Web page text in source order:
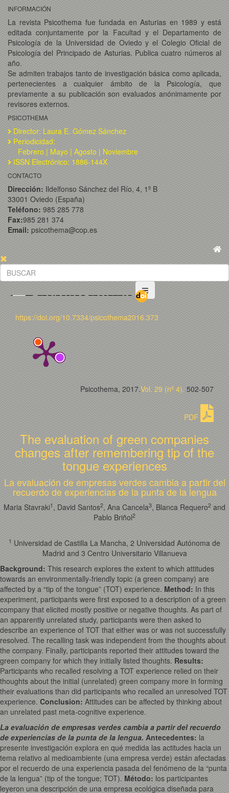
INFORMACIÓN
La revista Psicothema fue fundada en Asturias en 1989 y está
editada conjuntamente por la Facultad y el Departamento de
Psicología de la Universidad de Oviedo y el Colegio Oficial de
Psicología del Principado de Asturias. Publica cuatro números al
año.
Se admiten trabajos tanto de investigación básica como aplicada,
pertenecientes a cualquier ámbito de la Psicología, que
previamente a su publicación son evaluados anónimamente por
revisores externos.
PSICOTHEMA
Director: Laura E. Gómez Sánchez
Periodicidad:
Febrero | Mayo | Agosto | Noviembre
ISSN Electrónico: 1886-144X
CONTACTO
Dirección: Ildelfonso Sánchez del Río, 4, 1º B
33001 Oviedo (España)
Teléfono: 985 285 778
Fax:985 281 374
Email: psicothema@cop.es
https://doi.org/10.7334/psicothema2016.373
Psicothema, 2017.Vol. 29 (nº 4). 502-507
PDF
The evaluation of green companies
changes after remembering tip of the
tongue experiences
La evaluación de empresas verdes cambia a partir del
recuerdo de experiencias de la punta de la lengua
Maria Stavraki1 , David Santos2, Ana Cancela3, Blanca Requero2 and
Pablo Briñol2
1 Universidad de Castilla La Mancha, 2 Universidad Autónoma de
Madrid and 3 Centro Universitario Villanueva
Background: This research explores the extent to which attitudes
towards an environmentally-friendly topic (a green company) are
affected by a “tip of the tongue” (TOT) experience. Method: In this
experiment, participants were first exposed to a description of a green
company that elicited mostly positive or negative thoughts. As part of
an apparently unrelated study, participants were then asked to
describe an experience of TOT that either was or was not successfully
resolved. The recalling task was independent from the thoughts about
the company. Finally, participants reported their attitudes toward the
green company for which they initially listed thoughts. Results:
Participants who recalled resolving a TOT experience relied on their
thoughts about the initial (unrelated) green company more in forming
their evaluations than did participants who recalled an unresolved TOT
experience. Conclusion: Attitudes can be affected by thinking about
an unrelated past meta-cognitive experience.
La evaluación de empresas verdes cambia a partir del recuerdo
de experiencias de la punta de la lengua. Antecedentes: la
presente investigación explora en qué medida las actitudes hacia un
tema relativo al medioambiente (una empresa verde) están afectadas
por el recuerdo de una experiencia pasada del fenómeno de la “punta
de la lengua” (tip of the tongue; TOT). Método: los participantes
leyeron una descripción de una empresa ecológica diseñada para